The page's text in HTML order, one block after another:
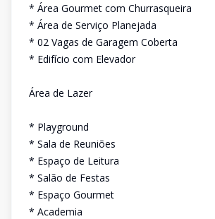
* Área Gourmet com Churrasqueira
* Área de Serviço Planejada
* 02 Vagas de Garagem Coberta
* Edifício com Elevador
Área de Lazer
* Playground
* Sala de Reuniões
* Espaço de Leitura
* Salão de Festas
* Espaço Gourmet
* Academia